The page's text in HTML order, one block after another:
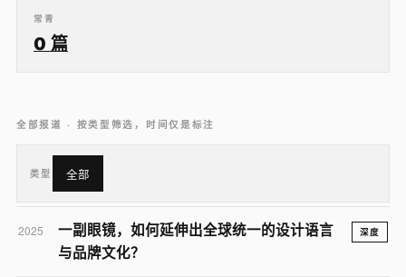
常青
0 篇
全部报道 · 按类型筛选，时间仅是标注
类型 全部
2025
一副眼镜，如何延伸出全球统一的设计语言
与品牌文化？
深度